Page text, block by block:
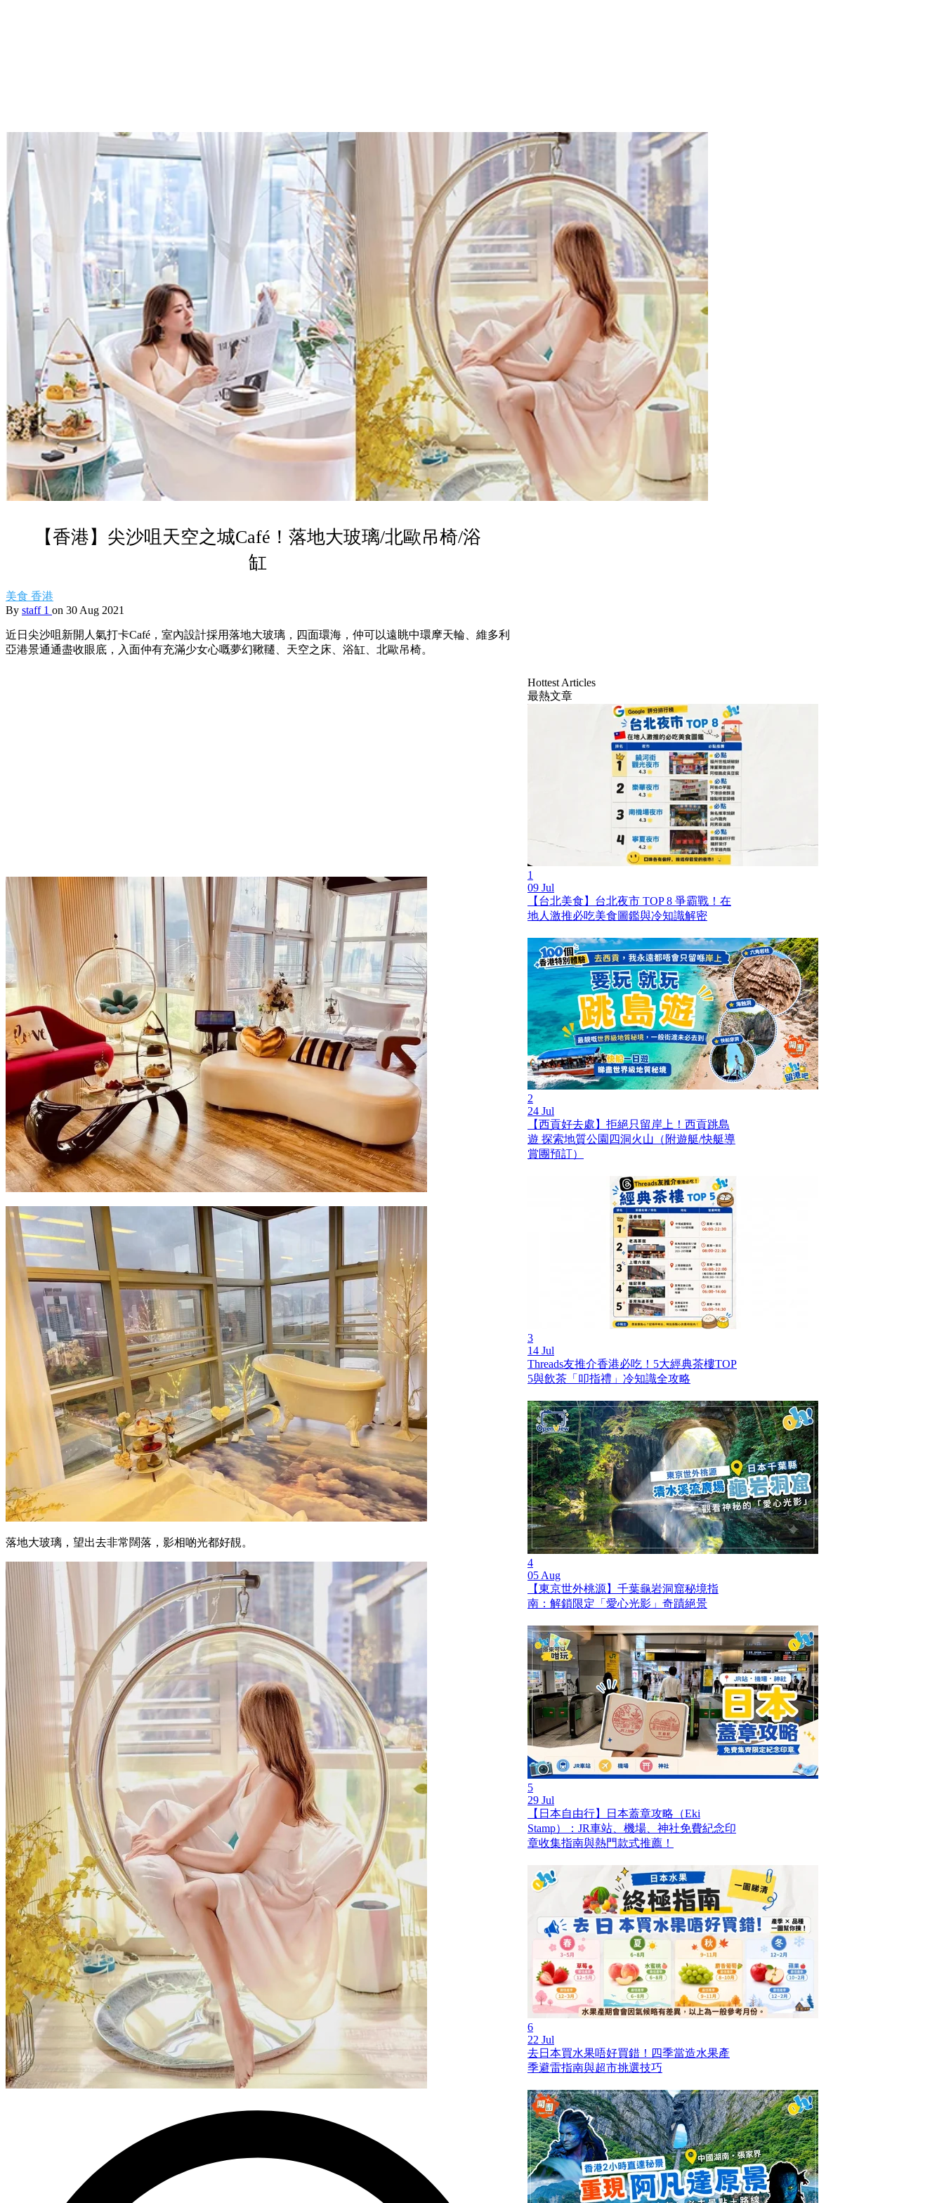
【香港】尖沙咀天空之城Café！落地大玻璃/北歐吊椅/浴
缸
美食 香港
By staff 1 on 30 Aug 2021
近日尖沙咀新開人氣打卡Café，室內設計採用落地大玻璃，四面環海，仲可以遠眺中環摩天輪、維多利
亞港景通通盡收眼底，入面仲有充滿少女心嘅夢幻鞦韆、天空之床、浴缸、北歐吊椅。
落地大玻璃，望出去非常闊落，影相啲光都好靚。
Hottest Articles
最熱文章
1
09 Jul
【台北美食】台北夜市 TOP 8 爭霸戰！在
地人激推必吃美食圖鑑與冷知識解密
2
24 Jul
【西貢好去處】拒絕只留岸上！西貢跳島
遊 探索地質公園四洞火山（附遊艇/快艇導
賞團預訂）
3
14 Jul
Threads友推介香港必吃！5大經典茶樓TOP
5與飲茶「叩指禮」冷知識全攻略
4
05 Aug
【東京世外桃源】千葉龜岩洞窟秘境指
南：解鎖限定「愛心光影」奇蹟絕景
5
29 Jul
【日本自由行】日本蓋章攻略（Eki
Stamp）：JR車站、機場、神社免費紀念印
章收集指南與熱門款式推薦！
6
22 Jul
去日本買水果唔好買錯！四季當造水果產
季避雷指南與超市挑選技巧